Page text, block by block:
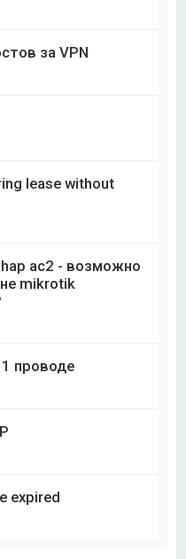
за VPN
lease without
ac2 - возможно
mikrotik
1 проводе
expired